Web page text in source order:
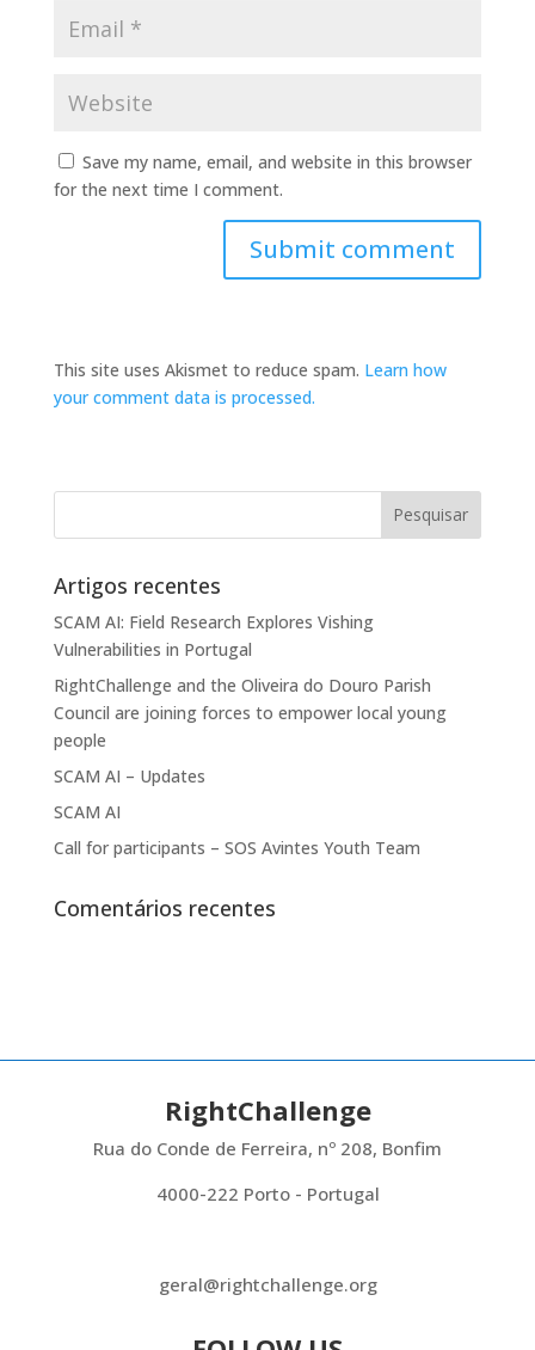
Save my name, email, and website in this browser
for the next time I comment.
This site uses Akismet to reduce spam. Learn how
your comment data is processed.
Artigos recentes
SCAM AI: Field Research Explores Vishing
Vulnerabilities in Portugal
RightChallenge and the Oliveira do Douro Parish
Council are joining forces to empower local young
people
SCAM AI – Updates
SCAM AI
Call for participants – SOS Avintes Youth Team
Comentários recentes
RightChallenge
Rua do Conde de Ferreira, nº 208, Bonfim
4000-222 Porto - Portugal
geral@rightchallenge.org